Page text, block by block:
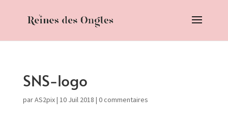
SNS-logo
parAS2pix| 10 Juil 2018 | 0 commentaires